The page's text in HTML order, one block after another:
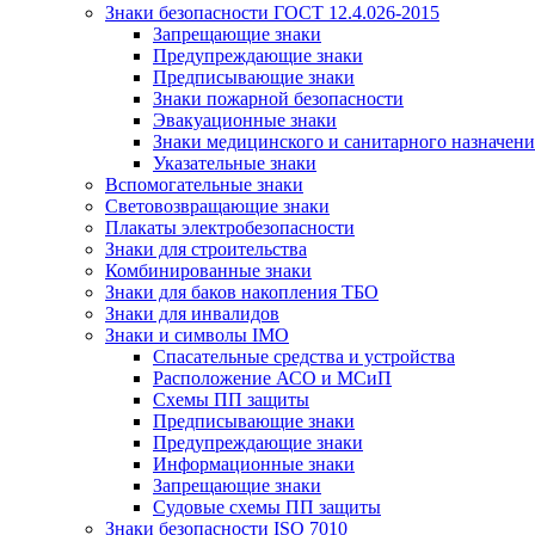
Знаки безопасности ГОСТ 12.4.026-2015
Запрещающие знаки
Предупреждающие знаки
Предписывающие знаки
Знаки пожарной безопасности
Эвакуационные знаки
Знаки медицинского и санитарного
Указательные знаки
Вспомогательные знаки
Световозвращающие знаки
Плакаты электробезопасности
Знаки для строительства
Комбинированные знаки
Знаки для баков накопления ТБО
Знаки для инвалидов
Знаки и символы IMO
Спасательные средства и устройства
Расположение АСО и МСиП
Схемы ПП защиты
Предписывающие знаки
Предупреждающие знаки
Информационные знаки
Запрещающие знаки
Судовые схемы ПП защиты
Знаки безопасности ISO 7010